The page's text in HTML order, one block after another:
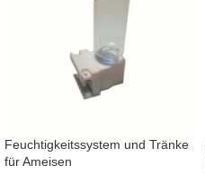
Feuchtigkeitssystem und Tränke
für Ameisen